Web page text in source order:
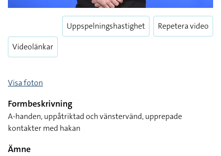
Videolänkar
Uppspelningshastighet Repetera video
Visa foton
Formbeskrivning
A-handen, uppåtriktad och vänstervänd, upprepade
kontakter med hakan
Ämne